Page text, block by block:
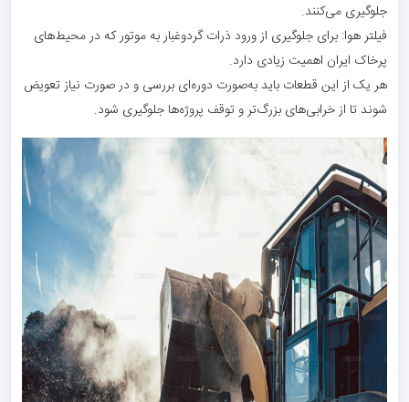
جلوگیری می‌کنند.
فیلتر هوا: برای جلوگیری از ورود ذرات گردوغبار به موتور که در محیط‌های
پرخاک ایران اهمیت زیادی دارد.
هر یک از این قطعات باید به‌صورت دوره‌ای بررسی و در صورت نیاز تعویض
شوند تا از خرابی‌های بزرگ‌تر و توقف پروژه‌ها جلوگیری شود.